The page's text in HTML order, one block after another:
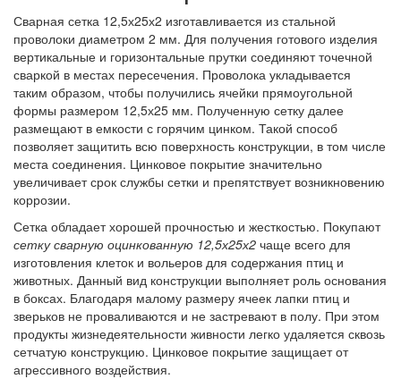
Сварная сетка 12,5х25х2 изготавливается из стальной
проволоки диаметром 2 мм. Для получения готового изделия
вертикальные и горизонтальные прутки соединяют точечной
сваркой в местах пересечения. Проволока укладывается
таким образом, чтобы получились ячейки прямоугольной
формы размером 12,5х25 мм. Полученную сетку далее
размещают в емкости с горячим цинком. Такой способ
позволяет защитить всю поверхность конструкции, в том числе
места соединения. Цинковое покрытие значительно
увеличивает срок службы сетки и препятствует возникновению
коррозии.
Сетка обладает хорошей прочностью и жесткостью. Покупают
сетку сварную оцинкованную 12,5х25х2 чаще всего для
изготовления клеток и вольеров для содержания птиц и
животных. Данный вид конструкции выполняет роль основания
в боксах. Благодаря малому размеру ячеек лапки птиц и
зверьков не проваливаются и не застревают в полу. При этом
продукты жизнедеятельности живности легко удаляется сквозь
сетчатую конструкцию. Цинковое покрытие защищает от
агрессивного воздействия.